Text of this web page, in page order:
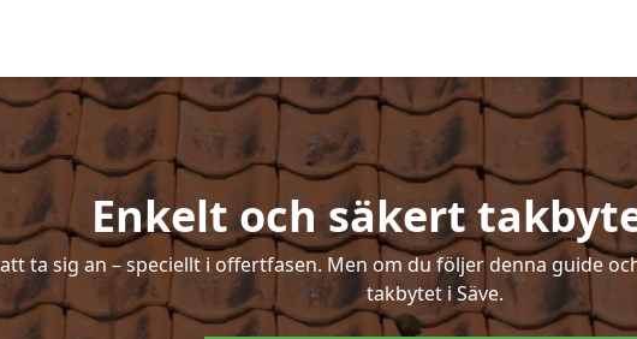
Enkelt och säkert
ta sig an – speciellt i offertfasen. Men om du följer denna guide
takbytet i Säve.